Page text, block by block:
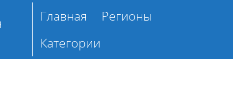
Главная
Регионы
Категории